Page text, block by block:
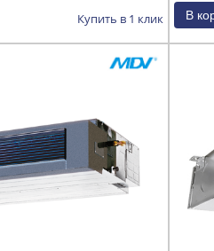
Купить в 1 клик